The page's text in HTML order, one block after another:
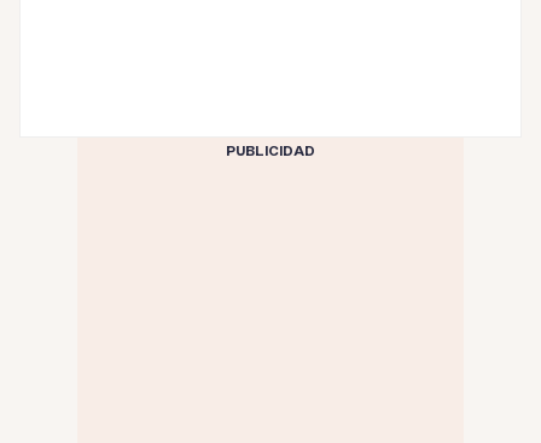
PUBLICIDAD